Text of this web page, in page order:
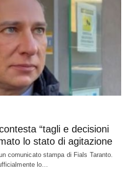
“tagli e decisioni
lo stato di agitazione
comunicato stampa di Fials Taranto.
lo…